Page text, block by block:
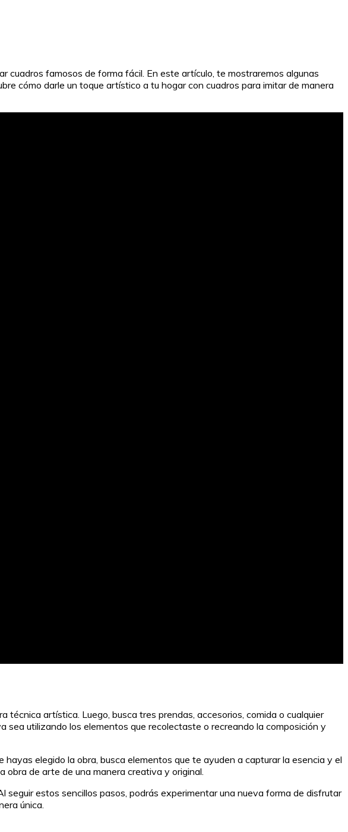
famosos de forma fácil. En este artículo, te mostraremos algunas
cómo darle un toque artístico a tu hogar con cuadros para imitar de manera
técnica artística. Luego, busca tres prendas, accesorios, comida o cualquier
sea utilizando los elementos que recolectaste o recreando la composición y
elegido la obra, busca elementos que te ayuden a capturar la esencia y el
obra de arte de una manera creativa y original.
estos sencillos pasos, podrás experimentar una nueva forma de disfrutar
única.